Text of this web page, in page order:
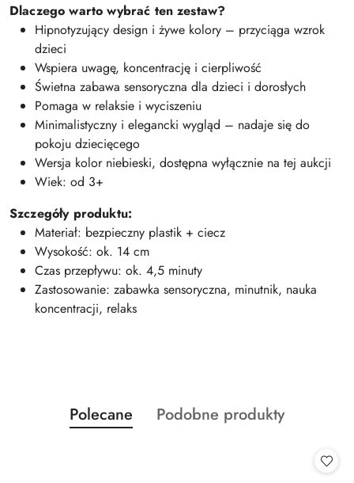
Dlaczego warto wybrać ten zestaw?
Hipnotyzujący design i żywe kolory – przyciąga wzrok
dzieci
Wspiera uwagę, koncentrację i cierpliwość
Świetna zabawa sensoryczna dla dzieci i dorosłych
Pomaga w relaksie i wyciszeniu
Minimalistyczny i elegancki wygląd – nadaje się do
pokoju dziecięcego
Wersja kolor niebieski, dostępna wyłącznie na tej aukcji
Wiek: od 3+
Szczegóły produktu:
Materiał: bezpieczny plastik + ciecz
Wysokość: ok. 14 cm
Czas przepływu: ok. 4,5 minuty
Zastosowanie: zabawka sensoryczna, minutnik, nauka
koncentracji, relaks
Pomiń karuzelę produktów
Produkty
o
Polecane
Produkty
Podobne produkty